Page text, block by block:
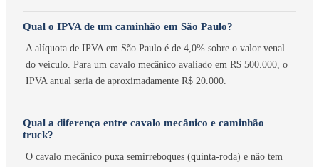
Qual o IPVA de um caminhão em São Paulo?
A alíquota de IPVA em São Paulo é de 4,0% sobre o valor venal
do veículo. Para um cavalo mecânico avaliado em R$ 500.000, o
IPVA anual seria de aproximadamente R$ 20.000.
Qual a diferença entre cavalo mecânico e caminhão
truck?
O cavalo mecânico puxa semirreboques (quinta-roda) e não tem